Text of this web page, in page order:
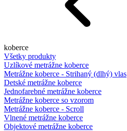
koberce
Všetky produkty
Uzlíkové metrážne koberce
Metrážne koberce - Strihaný (dlhý) vlas
Detské metrážne koberce
Jednofarebné metrážne koberce
Metrážne koberce so vzorom
Metrážne koberce - Scroll
Vlnené metrážne koberce
Objektové metrážne koberce